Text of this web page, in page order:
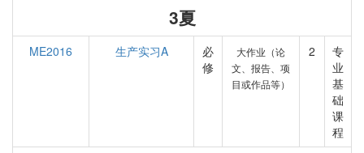
3夏
ME2016 生产实习A
必
修
大作业（论
文、报告、项
目或作品等）
2
专
业
基
础
课
程